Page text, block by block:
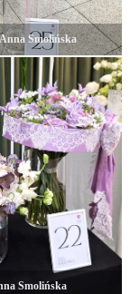
Smolińska
Smolińska